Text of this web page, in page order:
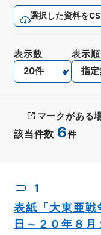
選択した資料を
該当件数 6件
表示数 表示順
マークがある
1
表紙「大東亜
日～２０年８月